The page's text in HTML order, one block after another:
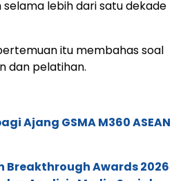
lebih dari satu dekade
itu membahas soal
dan pelatihan.
Ajang GSMA M360 ASEAN
Breakthrough Awards 2026